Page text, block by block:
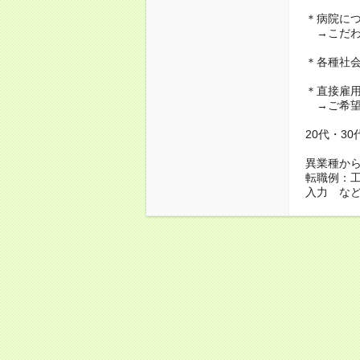
＊病院に
→こだわ
＊各種社
＊直接雇
→ご希望
20代・30
異業種か
転職例：
入力 な